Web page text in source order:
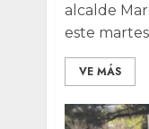
alcalde
este
VE MÁS